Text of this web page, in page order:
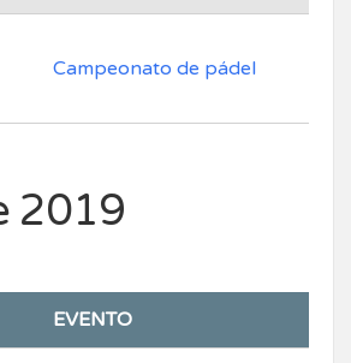
Campeonato de pádel
2019
EVENTO